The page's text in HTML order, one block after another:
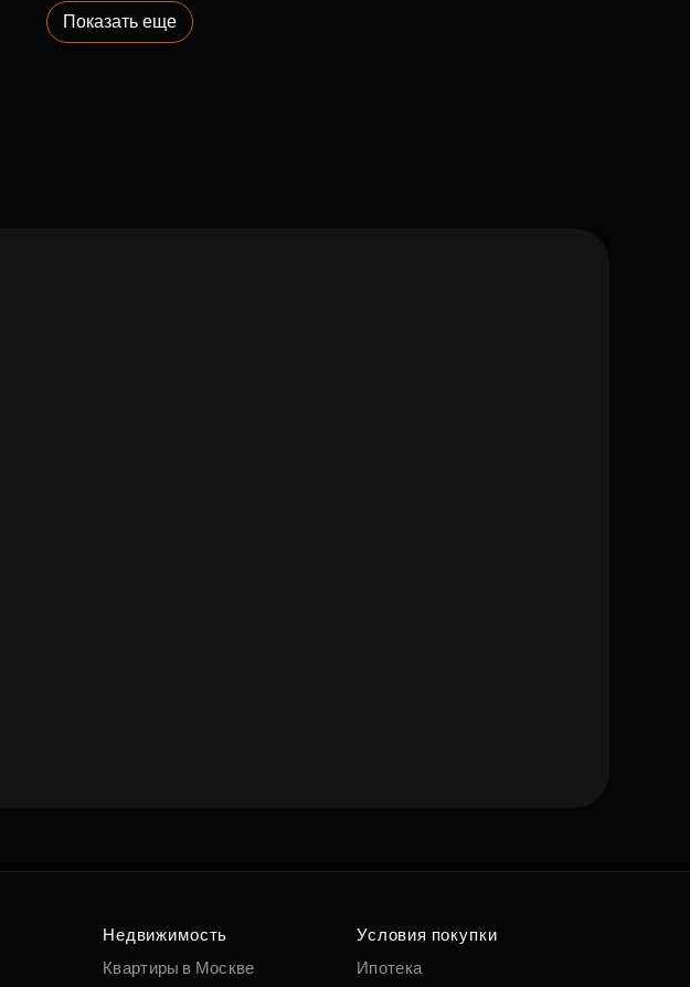
Показать еще
Недвижимость
Квартиры в Москве
Условия покупки
Ипотека